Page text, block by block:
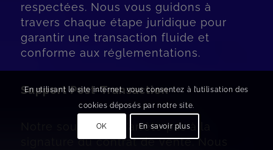
respectées. Nous vous guidons à
travers chaque étape juridique pour
garantir une transaction fluide et
conforme aux réglementations.
Support Post-Transaction
Notre soutien ne s’arrête pas à la
signature du contrat de vente. Nous
En utilisant le site internet, vous consentez à l’utilisation des
cookies déposés par notre site.
OK En savoir plus